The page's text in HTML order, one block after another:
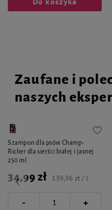
Zaufane i
naszych
Szampon dla psów Champ-
Richer dla sierści białej i jasnej
250 ml
34,99 zł 139,96 zł / l
- +